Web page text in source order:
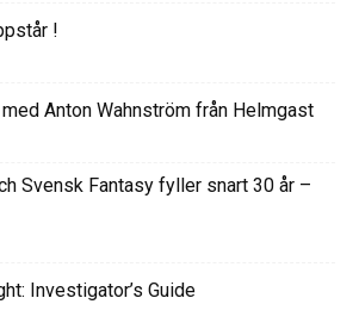
!
med Anton Wahnström från Helmgast
Svensk Fantasy fyller snart 30 år –
Investigator’s Guide